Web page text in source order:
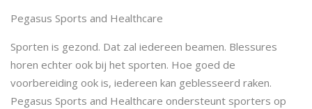
Pegasus Sports and Healthcare
Sporten is gezond. Dat zal iedereen beamen. Blessures
horen echter ook bij het sporten. Hoe goed de
voorbereiding ook is, iedereen kan geblesseerd raken.
Pegasus Sports and Healthcare ondersteunt sporters op